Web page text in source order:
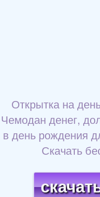
Открытка на
Чемодан денег,
в день рождения
Скачать